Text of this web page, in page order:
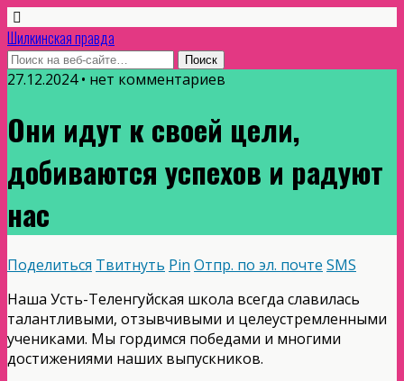
Шилкинская правда
27.12.2024 • нет комментариев
Они идут к своей цели,
добиваются успехов и радуют
нас
Поделиться Твитнуть Pin Отпр. по эл. почте SMS
Наша Усть-Теленгуйская школа всегда славилась
талантливыми, отзывчивыми и целеустремленными
учениками. Мы гордимся победами и многими
достижениями наших выпускников.